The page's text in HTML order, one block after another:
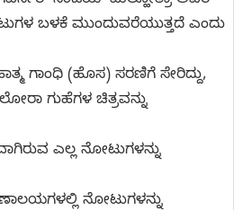
ಬಳಕೆ ಮುಂದುವರೆಯುತ್ತದೆ ಎಂದು
ಗಾಂಧಿ (ಹೊಸ) ಸರಣಿಗೆ ಸೇರಿದ್ದು,
ಗುಹೆಗಳ ಚಿತ್ರವನ್ನು
ಎಲ್ಲ ನೋಟುಗಳನ್ನು
ನೋಟುಗಳನ್ನು